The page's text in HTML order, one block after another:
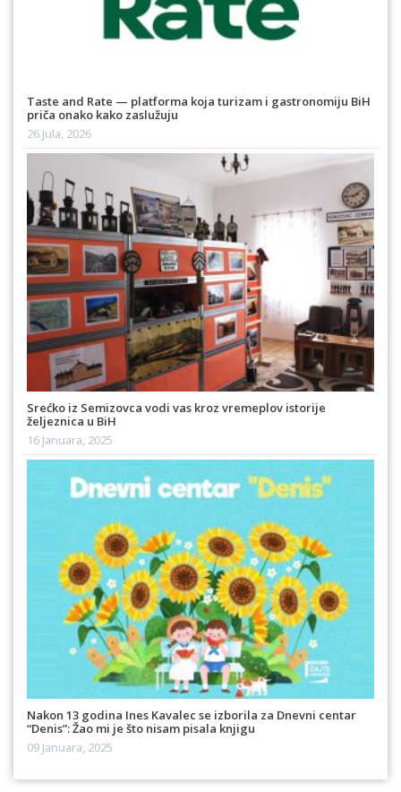
Taste and Rate — platforma koja turizam i gastronomiju BiH
priča onako kako zaslužuju
26 Jula, 2026
Srećko iz Semizovca vodi vas kroz vremeplov istorije
željeznica u BiH
16 Januara, 2025
Nakon 13 godina Ines Kavalec se izborila za Dnevni centar
“Denis”: Žao mi je što nisam pisala knjigu
09 Januara, 2025